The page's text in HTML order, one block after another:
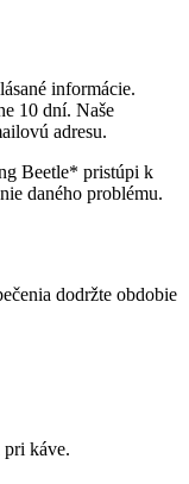
informácie.
10 dní. Naše
adresu.
Beetle* pristúpi k
daného problému.
dodržte obdobie
pri káve.